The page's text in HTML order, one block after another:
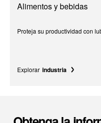
Alimentos y bebidas
Proteja su productividad con
Explorar industria